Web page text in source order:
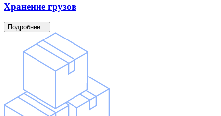
Хранение грузов
Подробнее